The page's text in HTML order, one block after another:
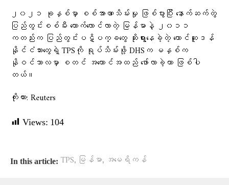
၂၀၂၁ ခုနှစ်မှာ စစ်အာဏာသိမ်းမှု ဖြစ်ပွားပြီး နောက်ဆက်တွဲ
ပြည်တွင်းစစ်မီး တောက်လောင်လာတဲ့ မြန်မာနဲ့ ၂၀၁၁
ကတည်းက ပြည်တွင်းပဋိပက္ခတွေ ဆိုးရွားနေခဲ့တဲ့ တောင်ဆူဒန်
နိုင်ငံသားတွေရဲ့ TPSကို ရုပ်သိမ်းဖို့ DHSက မနှစ်က
နိုဝင်ဘာလမှာ စတင် အကောင်အထည် ဖော်လာခဲ့တာ ဖြစ်ပါ
တယ်။
ကိုးကား: Reuters
Views: 104
In this article: TPS, မြန်မာ, အမေရိကန်